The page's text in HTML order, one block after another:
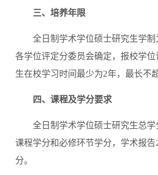
三、培养年限
全日制学术学位硕士研究生学
各学位评定分委员会确定，报校学
生在校学习时间最少为2年，最长不
四、课程及学分要求
全日制学术学位硕士研究生总
课程学分和必修环节学分，学术报
分。